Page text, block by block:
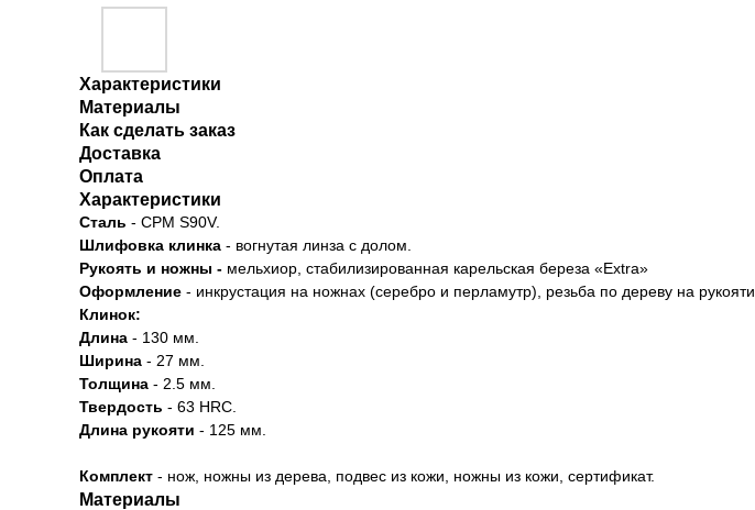
Характеристики
Материалы
Как сделать заказ
Доставка
Оплата
Характеристики
Сталь - CPM S90V.
Шлифовка клинка - вогнутая линза с долом.
Рукоять и ножны - мельхиор, стабилизированная карельская береза «Extra»
Оформление - инкрустация на ножнах (серебро и перламутр), резьба по дереву на рукояти.
Клинок:
Длина - 130 мм.
Ширина - 27 мм.
Толщина - 2.5 мм.
Твердость - 63 HRC.
Длина рукояти - 125 мм.
Комплект - нож, ножны из дерева, подвес из кожи, ножны из кожи, сертификат.
Материалы